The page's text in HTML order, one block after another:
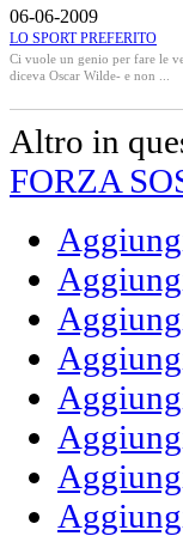
06-06-2009
LO SPORT PREFERITO
Ci vuole un genio per fare le
diceva Oscar Wilde- e non ...
Altro in
FORZA